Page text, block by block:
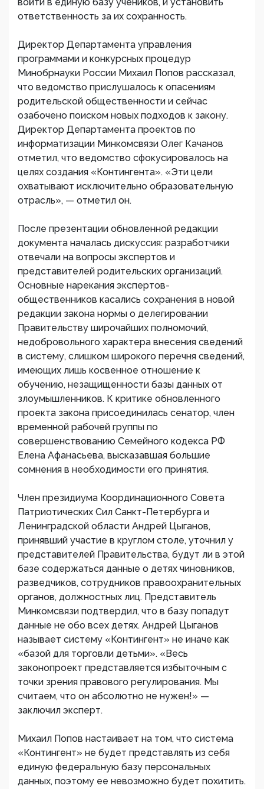
ответственность за их сохранность.
Директор Департамента управления
программами и конкурсных процедур
Минобрнауки России Михаил Попов рассказал,
что ведомство прислушалось к опасениям
родительской общественности и сейчас
озабочено поиском новых подходов к закону.
Директор Департамента проектов по
информатизации Минкомсвязи Олег Качанов
отметил, что ведомство сфокусировалось на
целях создания «Контингента». «Эти цели
охватывают исключительно образовательную
отрасль», — отметил он.
После презентации обновленной редакции
документа началась дискуссия: разработчики
отвечали на вопросы экспертов и
представителей родительских организаций.
Основные нарекания экспертов-
общественников касались сохранения в новой
редакции закона нормы о делегировании
Правительству широчайших полномочий,
недобровольного характера внесения сведений
в систему, слишком широкого перечня сведений,
имеющих лишь косвенное отношение к
обучению, незащищенности базы данных от
злоумышленников. К критике обновленного
проекта закона присоединилась сенатор, член
временной рабочей группы по
совершенствованию Семейного кодекса РФ
Елена Афанасьева, высказавшая большие
сомнения в необходимости его принятия.
Член президиума Координационного Совета
Патриотических Сил Санкт-Петербурга и
Ленинградской области Андрей Цыганов,
принявший участие в круглом столе, уточнил у
представителей Правительства, будут ли в этой
базе содержаться данные о детях чиновников,
разведчиков, сотрудников правоохранительных
органов, должностных лиц. Представитель
Минкомсвязи подтвердил, что в базу попадут
данные не обо всех детях. Андрей Цыганов
называет систему «Контингент» не иначе как
«базой для торговли детьми». «Весь
законопроект представляется избыточным с
точки зрения правового регулирования. Мы
считаем, что он абсолютно не нужен!» —
заключил эксперт.
Михаил Попов настаивает на том, что система
«Контингент» не будет представлять из себя
единую федеральную базу персональных
данных, поэтому ее невозможно будет похитить.